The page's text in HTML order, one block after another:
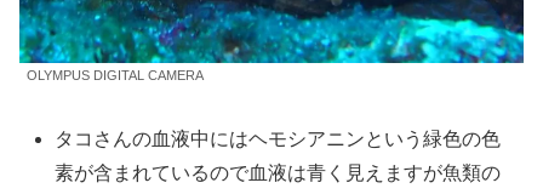
OLYMPUS DIGITAL CAMERA
タコさんの血液中にはヘモシアニンという緑色の色
素が含まれているので血液は青く見えますが魚類の